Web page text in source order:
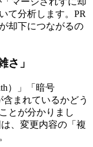
て分析します。PR
却下につながるの
さ」
）」「暗号
含まれているかどう
とが分かりまし
、変更内容の「複